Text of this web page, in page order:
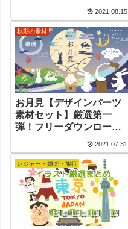
2021.08.15
秋期の素材
お月見【デザインパーツ
素材セット】厳選第一
弾！フリーダウンロード
2021.07.31
レジャー・娯楽・旅行